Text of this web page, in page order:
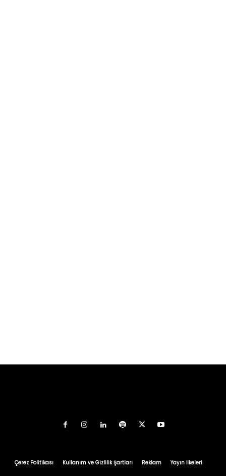
Çerez Politikası Kullanım ve Gizlilik Şartları Reklam Yayın İlkeleri